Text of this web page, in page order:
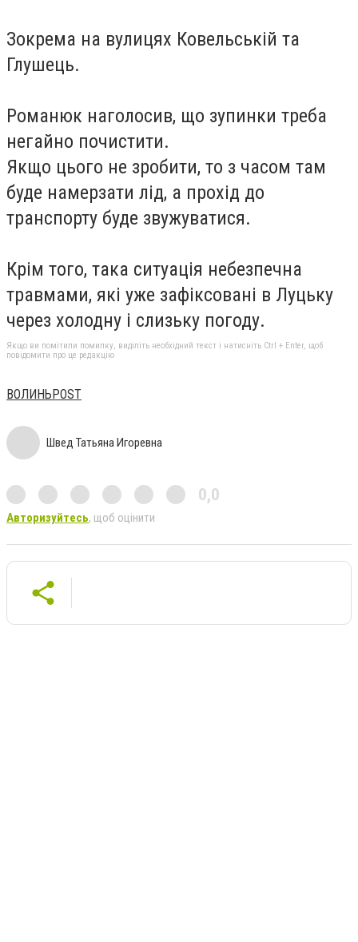
Зокрема на вулицях Ковельській та
Глушець.
Романюк наголосив, що зупинки треба
негайно почистити.
Якщо цього не зробити, то з часом там
буде намерзати лід, а прохід до
транспорту буде звужуватися.
Крім того, така ситуація небезпечна
травмами, які уже зафіксовані в Луцьку
через холодну і слизьку погоду.
Якщо ви помітили помилку, виділіть необхідний текст і натисніть Ctrl + Enter, щоб
повідомити про це редакцію
ВОЛИНЬPOST
Швед Татьяна Игоревна
0,0
Авторизуйтесь, щоб оцінити